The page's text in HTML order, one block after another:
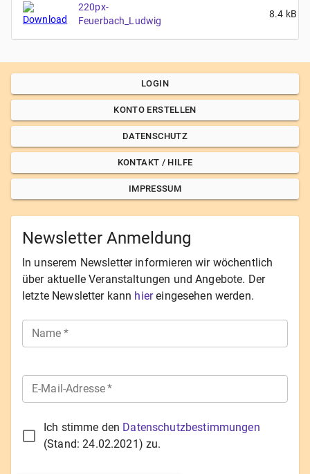
220px-
Feuerbach_Ludwig
8.4 kB
LOGIN
KONTO ERSTELLEN
DATENSCHUTZ
KONTAKT / HILFE
IMPRESSUM
Newsletter Anmeldung
In unserem Newsletter informieren wir wöchentlich
über aktuelle Veranstaltungen und Angebote. Der
letzte Newsletter kann hier eingesehen werden.
Name *
E-Mail-Adresse*
Ich stimme den Datenschutzbestimmungen
(Stand:24.02.2021) zu.